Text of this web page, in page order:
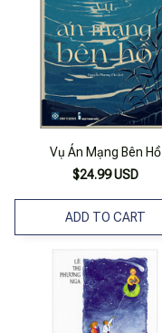
Vụ Án Mạng Bên Hồ
$24.99 USD
ADD TO CART